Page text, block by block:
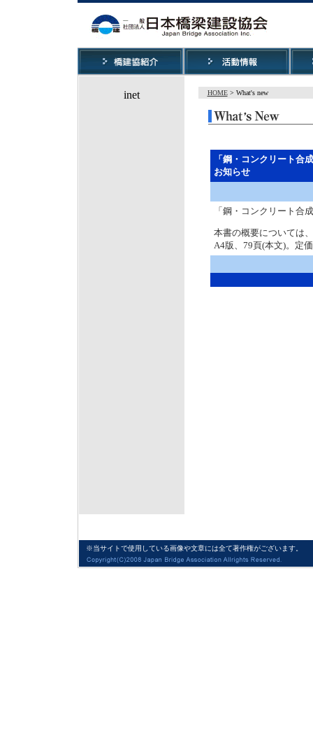
HOME> What's new
「鋼・コンクリート合
お知らせ
「鋼・コンクリート合
本書の概要については
A4版、79頁(本文)。定
※当サイトで使用している画像や文章には全て著作権がございます。